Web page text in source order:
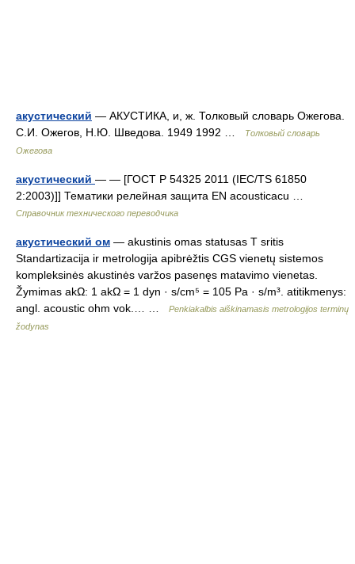
акустический — АКУСТИКА, и, ж. Толковый словарь Ожегова.
С.И. Ожегов, Н.Ю. Шведова. 1949 1992 …
Толковый словарь
Ожегова
акустический — — [ГОСТ Р 54325 2011 (IEC/TS 61850
2:2003)]] Тематики релейная защита EN acousticacu …
Справочник технического переводчика
акустический ом — akustinis omas statusas T sritis
Standartizacija ir metrologija apibrėžtis CGS vienetų sistemos
kompleksinės akustinės varžos pasenęs matavimo vienetas.
Žymimas akΩ: 1 akΩ = 1 dyn · s/cm⁵ = 105 Pa · s/m³. atitikmenys:
angl. acoustic ohm vok.… …
Penkiakalbis aiškinamasis metrologijos terminų
žodynas